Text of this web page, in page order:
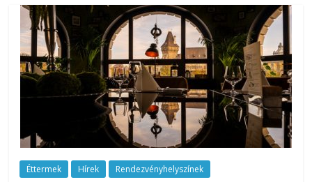
Éttermek Hírek Rendezvényhelyszínek